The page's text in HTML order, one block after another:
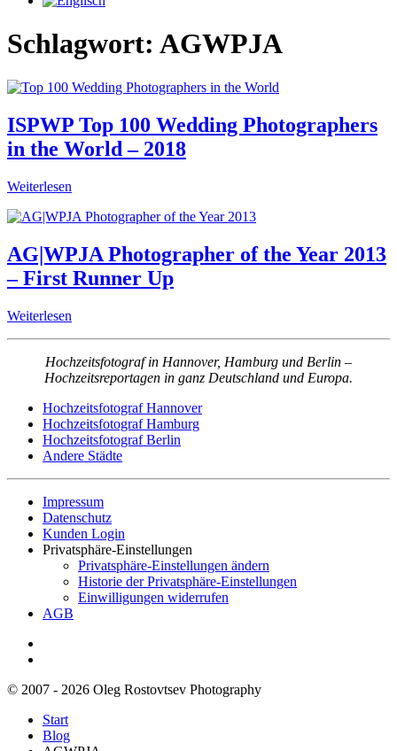
Schlagwort: AGWPJA
ISPWP Top 100 Wedding Photographers
in the World – 2018
Weiterlesen
AG|WPJA Photographer of the Year 2013
– First Runner Up
Weiterlesen
Hochzeitsfotograf in Hannover, Hamburg und Berlin –
Hochzeitsreportagen in ganz Deutschland und Europa.
Hochzeitsfotograf Hannover
Hochzeitsfotograf Hamburg
Hochzeitsfotograf Berlin
Andere Städte
Impressum
Datenschutz
Kunden Login
Privatsphäre-Einstellungen
Privatsphäre-Einstellungen ändern
Historie der Privatsphäre-Einstellungen
Einwilligungen widerrufen
AGB
© 2007 - 2026 Oleg Rostovtsev Photography
Start
Blog